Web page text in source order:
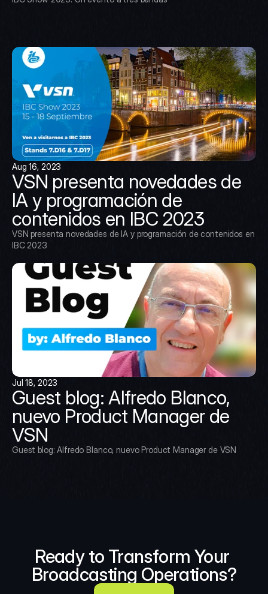
Aug 16, 2023
VSN presenta novedades de
IA y programación de
contenidos en IBC 2023
VSN presenta novedades de IA y programación de contenidos en
IBC 2023
Jul 18, 2023
Guest blog: Alfredo Blanco,
nuevo Product Manager de
VSN
Guest blog: Alfredo Blanco, nuevo Product Manager de VSN
Ready to Transform Your
Broadcasting Operations?